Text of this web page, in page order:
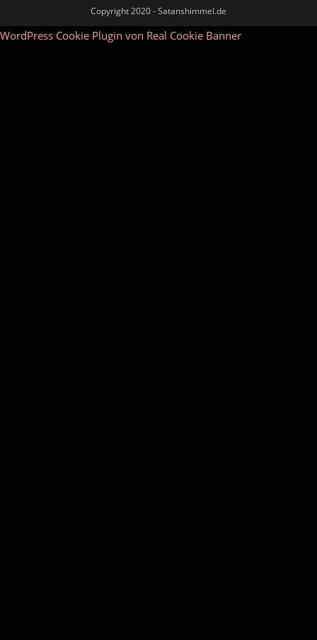
Copyright 2020 - Satanshimmel.de
WordPress Cookie Plugin von Real Cookie Banner